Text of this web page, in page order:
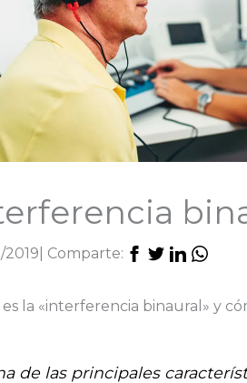
2019 | Comparte:
es la «interferencia binaural» y
de las principales